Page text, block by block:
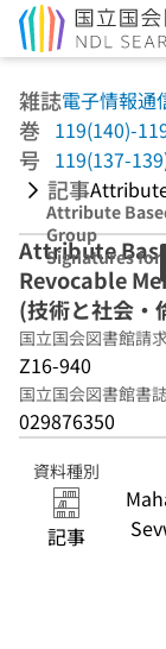
雑誌電子情報通
巻
号
119(140)-
119(137-
記事
Attribute
Group
Signatures for
Revocable
Members (技
社会・倫理)
Attribute
Revocable
(技術と社会・
国立国会図書館請
Z16-940
国立国会図書館書
029876350
資料種別
記事